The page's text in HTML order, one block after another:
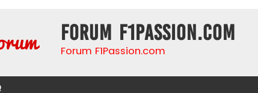
Forum F1Passion.com
Forum F1Passion.com